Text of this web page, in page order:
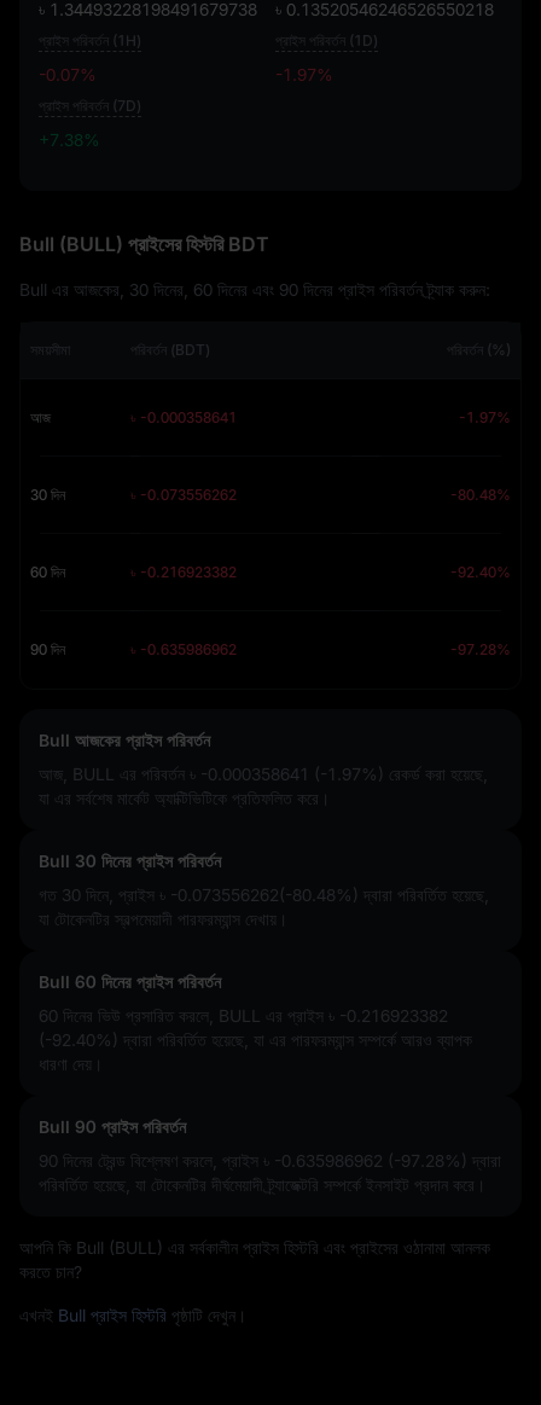
৳ 1.34493228198491679738 ৳ 0.13520546246526550218
প্রাইস পরিবর্তন (1H)
-0.07%
প্রাইস পরিবর্তন (1D)
-1.97%
প্রাইস পরিবর্তন (7D)
+7.38%
Bull (BULL) প্রাইসের হিস্টরি BDT
Bull এর আজকের, 30 দিনের, 60 দিনের এবং 90 দিনের প্রাইস পরিবর্তন ট্র্যাক করুন:
সময়সীমা পরিবর্তন (BDT) পরিবর্তন (%)
আজ ৳ -0.000358641 -1.97%
30 দিন ৳ -0.073556262 -80.48%
60 দিন ৳ -0.216923382 -92.40%
90 দিন ৳ -0.635986962 -97.28%
Bull আজকের প্রাইস পরিবর্তন
আজ, BULL এর পরিবর্তন ৳ -0.000358641 (-1.97%) রেকর্ড করা হয়েছে,
যা এর সর্বশেষ মার্কেট অ্যাক্টিভিটিকে প্রতিফলিত করে।
Bull 30 দিনের প্রাইস পরিবর্তন
গত 30 দিনে, প্রাইস ৳ -0.073556262(-80.48%) দ্বারা পরিবর্তিত হয়েছে,
যা টোকেনটির স্বল্পমেয়াদী পারফরম্যান্স দেখায়।
Bull 60 দিনের প্রাইস পরিবর্তন
60 দিনের ভিউ প্রসারিত করলে, BULL এর প্রাইস ৳ -0.216923382
(-92.40%) দ্বারা পরিবর্তিত হয়েছে, যা এর পারফরম্যান্স সম্পর্কে আরও ব্যাপক
ধারণা দেয়।
Bull 90 প্রাইস পরিবর্তন
90 দিনের ট্রেন্ড বিশ্লেষণ করলে, প্রাইস ৳ -0.635986962 (-97.28%) দ্বারা
পরিবর্তিত হয়েছে, যা টোকেনটির দীর্ঘমেয়াদী ট্র্যাজেক্টরি সম্পর্কে ইনসাইট প্রদান করে।
আপনি কি Bull (BULL) এর সর্বকালীন প্রাইস হিস্টরি এবং প্রাইসের ওঠানামা আনলক
করতে চান?
এখনই Bull প্রাইস হিস্টরি পৃষ্ঠাটি দেখুন।